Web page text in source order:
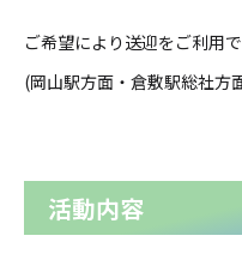
ご希望により送迎をご利用で
(岡山駅方面・倉敷駅総社方
活動内容